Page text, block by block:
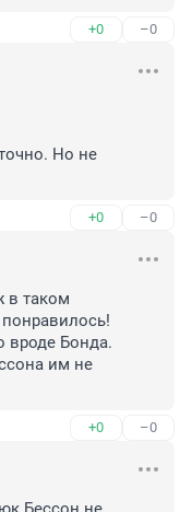
+0 –0
Но не
+0 –0
в таком
вроде Бонда.
им не
+0 –0